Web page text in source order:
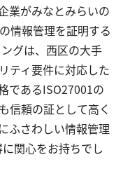
業がみなとみらいの
情報管理を証明する
グは、西区の大手
ティ要件に対応した
であるISO27001の
信頼の証として高く
ふさわしい情報管理
関心をお持ちでし